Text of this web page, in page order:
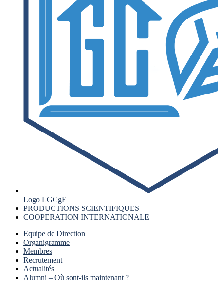
Logo LGCgE
PRODUCTIONS SCIENTIFIQUES
COOPERATION INTERNATIONALE
Equipe de Direction
Organigramme
Membres
Recrutement
Actualités
Alumni – Où sont-ils maintenant ?